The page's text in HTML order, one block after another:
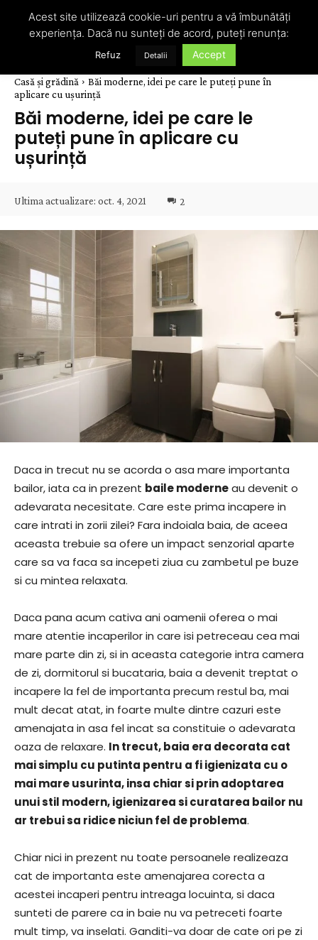
Casă și grădină
Băi moderne, idei pe care le puteți pune în
aplicare cu ușurință
Băi moderne, idei pe care le
puteți pune în aplicare cu
ușurință
Ultima actualizare: oct. 4, 2021 2
Daca in trecut nu se acorda o asa mare importanta
bailor, iata ca in prezent baile moderneau devenit o
adevarata necesitate. Care este prima incapere in
care intrati in zorii zilei? Fara indoiala baia, de aceea
aceasta trebuie sa ofere un impact senzorial aparte
care sa va faca sa incepeti ziua cu zambetul pe buze
si cu mintea relaxata.
Daca pana acum cativa ani oamenii oferea o mai
mare atentie incaperilor in care isi petreceau cea mai
mare parte din zi, si in aceasta categorie intra camera
de zi, dormitorul si bucataria, baia a devenit treptat o
incapere la fel de importanta precum restul ba, mai
mult decat atat, in foarte multe dintre cazuri este
amenajata in asa fel incat sa constituie o adevarata
oaza de relaxare. In trecut, baia era decorata cat
mai simplu cu putinta pentru a fi igienizata cu o
mai mare usurinta, insa chiar si prin adoptarea
unui stil modern, igienizarea si curatarea bailor nu
ar trebui sa ridice niciun fel de problema.
Chiar nici in prezent nu toate persoanele realizeaza
cat de importanta este amenajarea corecta a
acestei incaperi pentru intreaga locuinta, si daca
sunteti de parere ca in baie nu va petreceti foarte
mult timp, va inselati. Ganditi-va doar de cate ori pe zi
Acest site utilizează cookie-uri pentru a vă îmbunătăți
experiența. Dacă nu sunteți de acord, puteți renunța:
Refuz Detalii Accept